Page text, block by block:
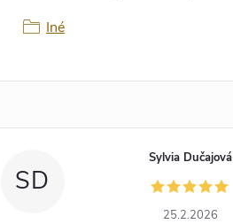
Iné
SD
Sylvia Dučajová
25.2.2026